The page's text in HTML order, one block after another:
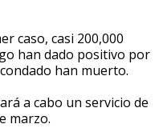
caso, casi 200,000
han dado positivo por
han muerto.
a cabo un servicio de
marzo.